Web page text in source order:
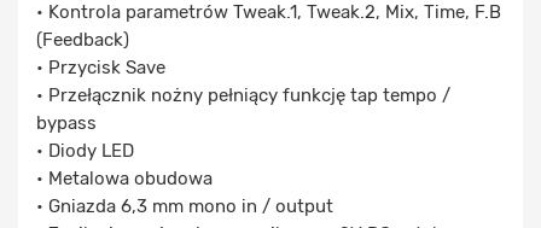
• Kontrola parametrów Tweak.1, Tweak.2, Mix, Time, F.B
(Feedback)
• Przycisk Save
• Przełącznik nożny pełniący funkcję tap tempo /
bypass
• Diody LED
• Metalowa obudowa
• Gniazda 6,3 mm mono in / output